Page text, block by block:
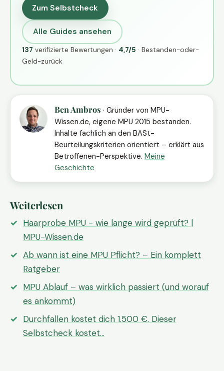
Zum Selbstcheck
Alle Guides ansehen
137 verifizierte Bewertungen · 4,7/5 · Bestanden-oder-
Geld-zurück
Ben Ambros · Gründer von MPU-
Wissen.de, eigene MPU 2015 bestanden.
Inhalte fachlich an den BASt-
Beurteilungskriterien orientiert – erklärt aus
Betroffenen-Perspektive. Meine
Geschichte
Weiterlesen
Haarprobe MPU - wie lange wird geprüft? |
MPU-Wissen.de
Ab wann ist eine MPU Pflicht? – Ein komplett
Ratgeber
MPU Ablauf – was wirklich passiert (und worauf
es ankommt)
Durchfallen kostet dich 1.500 €. Dieser
Selbstcheck kostet…